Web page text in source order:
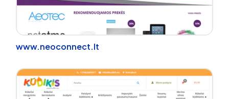
www.neoconnect.lt